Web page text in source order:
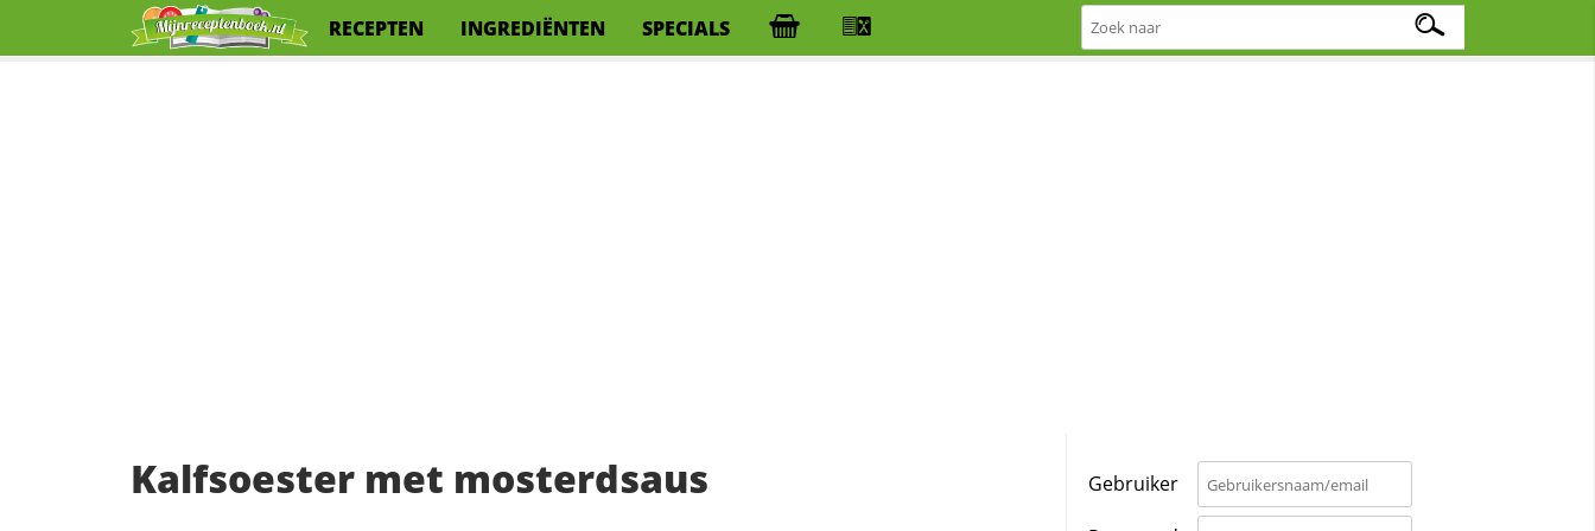
RECEPTEN INGREDIËNTEN SPECIALS
Kalfsoester met mosterdsaus Gebruiker